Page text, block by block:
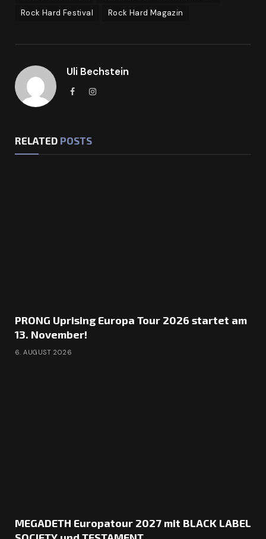
Rock Hard Festival
Rock Hard Magazin
Uli Bechstein
FacebookInstagram
RELATED POSTS
PRONG Uprising Europa Tour 2026 startet am
13. November!
6. AUGUST 2026
MEGADETH Europatour 2027 mit BLACK LABEL